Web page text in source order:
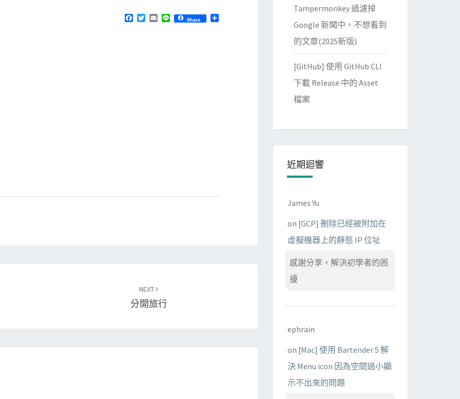
F
T
E
L
Share
分
NEXT
分開旅行
Tampermonkey 過濾掉
Google 新聞中，不想看到
的文章(2025新版)
[GitHub] 使用 GitHub CLI
下載 Release 中的 Asset
檔案
近期迴響
James Yu
on [GCP] 刪除已經被附加在
虛擬機器上的靜態 IP 位址
感謝分享，解決初學者的困
擾
ephrain
on [Mac] 使用 Bartender 5 解
決 Menu icon 因為空間過小顯
示不出來的問題